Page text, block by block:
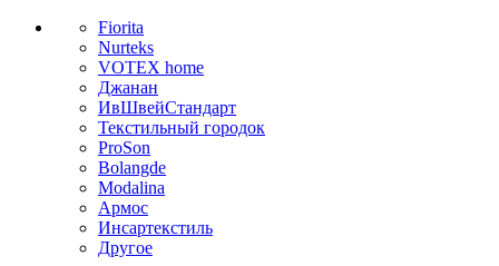
Fiorita
Nurteks
VOTEX home
Джанан
ИвШвейСтандарт
Текстильный городок
ProSon
Bolangde
Modalina
Армос
Инсартекстиль
Другое